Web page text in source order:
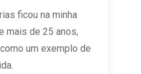
ficou na minha
mais de 25 anos,
um exemplo de